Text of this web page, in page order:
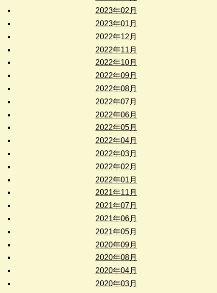
2023年02月
2023年01月
2022年12月
2022年11月
2022年10月
2022年09月
2022年08月
2022年07月
2022年06月
2022年05月
2022年04月
2022年03月
2022年02月
2022年01月
2021年11月
2021年07月
2021年06月
2021年05月
2020年09月
2020年08月
2020年04月
2020年03月